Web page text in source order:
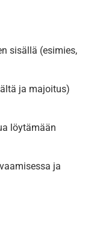
sisällä (esimies,
ja majoitus)
löytämään
ja